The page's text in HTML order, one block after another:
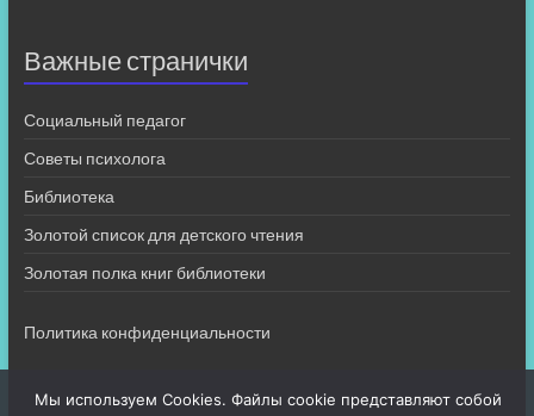
Важные странички
Социальный педагог
Советы психолога
Библиотека
Золотой список для детского чтения
Золотая полка книг библиотеки
Политика конфиденциальности
Мы используем Cookies. Файлы cookie представляют собой